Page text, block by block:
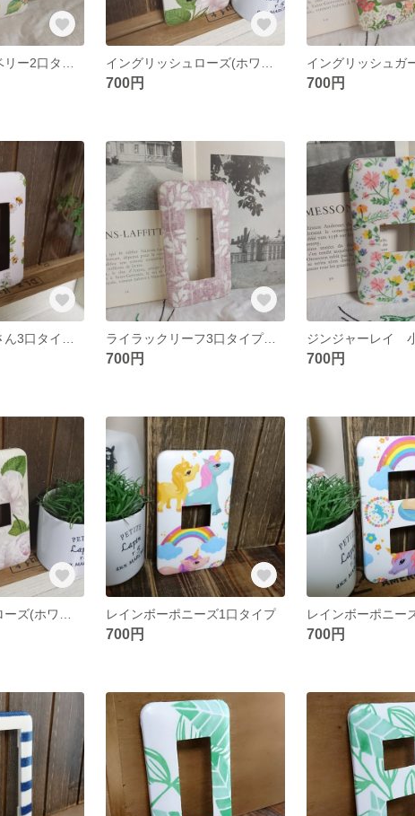
700円 700円
ライラックリーフ3口タイプ スイッチカバー
700円 700円
レインボーポニーズ1口タイプ
700円
レインボーポニー
700円